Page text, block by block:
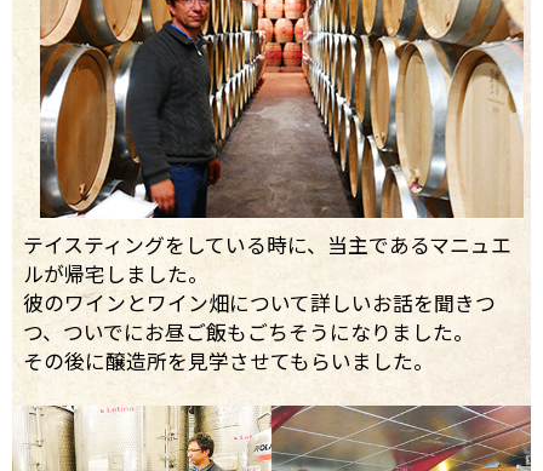
テイスティングをしている時に、当主であるマニュエ
ルが帰宅しました。
彼のワインとワイン畑について詳しいお話を聞きつ
つ、ついでにお昼ご飯もごちそうになりました。
その後に醸造所を見学させてもらいました。